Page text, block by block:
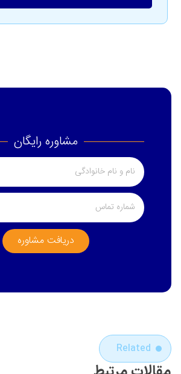
مشاوره رایگان
دریافت مشاوره
Related